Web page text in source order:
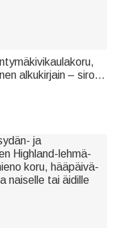
alkukirjain – siro
ja perhosista